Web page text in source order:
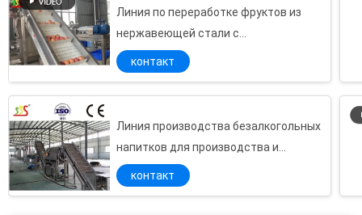
Линия по переработке фруктов из
нержавеющей стали с
автоматической упаковкой мешков
контакт
Линия производства безалкогольных
напитков для производства и
переработки фруктового сока манго и
ананаса
контакт